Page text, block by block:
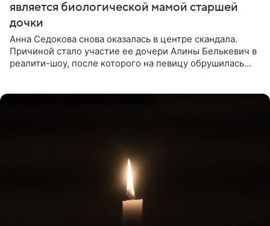
является биологической мамой старшей
дочки
Анна Седокова снова оказалась в центре скандала.
Причиной стало участие ее дочери Алины Белькевич в
реалити-шоу, после которого на певицу обрушилась